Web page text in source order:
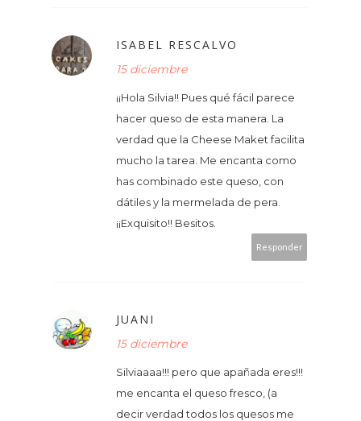
ISABEL RESCALVO
15 diciembre
¡¡Hola Silvia!! Pues qué fácil parece
hacer queso de esta manera. La
verdad que la Cheese Maket facilita
mucho la tarea. Me encanta como
has combinado este queso, con
dátiles y la mermelada de pera.
¡¡Exquisito!! Besitos.
Responder
JUANI
15 diciembre
Silviaaaa!!! pero que apañada eres!!!
me encanta el queso fresco, (a
decir verdad todos los quesos me